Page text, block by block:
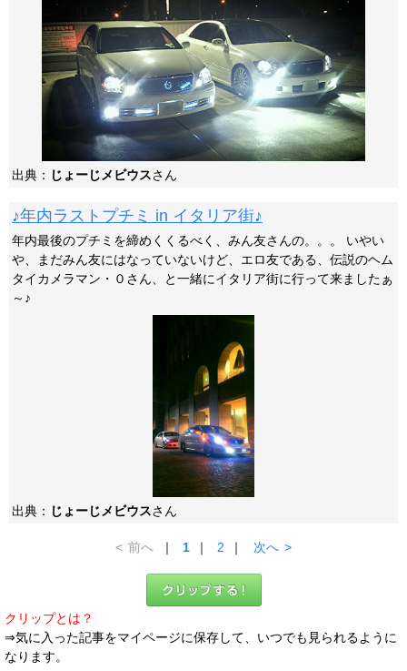
出典： じょーじメビウスさん
♪年内ラストプチミ in イタリア街♪
年内最後のプチミを締めくくるべく、みん友さんの。。。 いやい
や、まだみん友にはなっていないけど、エロ友である、伝説のヘム
タイカメラマン・０さん、と一緒にイタリア街に行って来ましたぁ
～♪
出典： じょーじメビウスさん
< 前へ ｜ 1 ｜ 2 ｜ 次へ >
クリップとは？
⇒気に入った記事をマイページに保存して、いつでも見られるように
なります。